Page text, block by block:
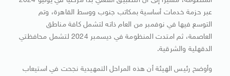
عبر حزمة خدمات أساسية بمكاتب جنوب ووسط القاهرة، وتم
التوسع فيها في نوفمبر من العام ذاته لتشمل كافة مناطق
العاصمة، ثم امتدت المنظومة في ديسمبر 2024 لتشمل محافظتي
الدقهلية والشرقية.
وأوضح رئيس الهيئة أن هذه المراحل التمهيدية نجحت في استيعاب